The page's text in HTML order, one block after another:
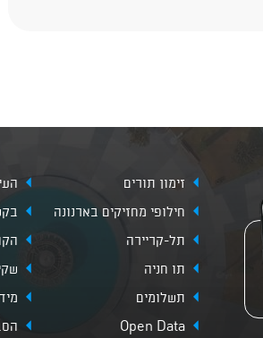
זימון תורים
חילופי מחזיקים בארנונה
תל-קריירה
תו חניה
תשלומים
Open Data